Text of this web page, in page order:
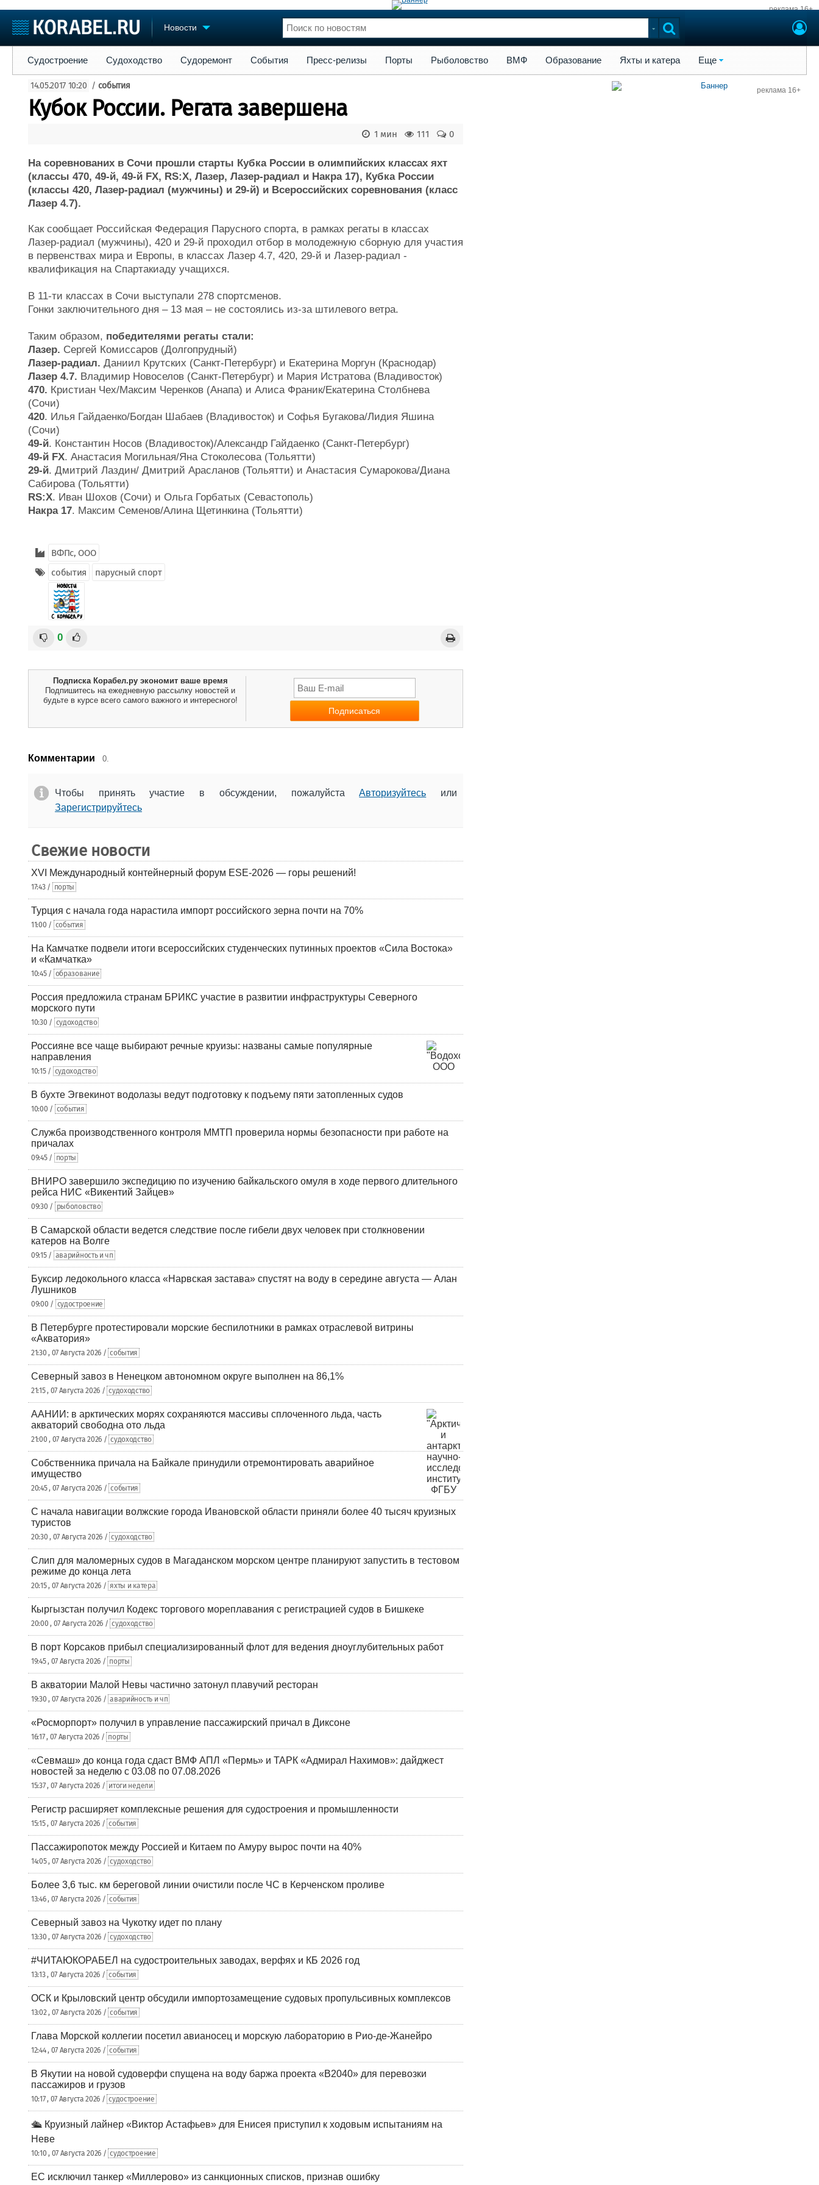
реклама 16+
Новости
Судостроение
Пульс
Новости
Компании
Крюинг
Журнал
Реклама
Торговая площадка
Доска объявлений
Продажа флота
Услуги
Конференции
Личности
Флот
Все службы
Судостроение Судоходство Судоремонт События Пресс-релизы Порты Рыболовство ВМФ Образование Яхты и катера Еще
14.05.2017 10:20 / события
Кубок России. Регата завершена
0
111
1 мин
На соревнованих в Сочи прошли старты Кубка России в олимпийских классах яхт
(классы 470, 49-й, 49-й FX, RS:X, Лазер, Лазер-радиал и Накра 17), Кубка России
(классы 420, Лазер-радиал (мужчины) и 29-й) и Всероссийских соревнования (класс
Лазер 4.7).
Как сообщает Российская Федерация Парусного спорта, в рамках регаты в классах
Лазер-радиал (мужчины), 420 и 29-й проходил отбор в молодежную сборную для участия
в первенствах мира и Европы, в классах Лазер 4.7, 420, 29-й и Лазер-радиал -
квалификация на Спартакиаду учащихся.
В 11-ти классах в Сочи выступали 278 спортсменов.
Гонки заключительного дня – 13 мая – не состоялись из-за штилевого ветра.
Таким образом, победителями регаты стали:
Лазер. Сергей Комиссаров (Долгопрудный)
Лазер-радиал. Даниил Крутских (Санкт-Петербург) и Екатерина Моргун (Краснодар)
Лазер 4.7. Владимир Новоселов (Санкт-Петербург) и Мария Истратова (Владивосток)
470. Кристиан Чех/Максим Черенков (Анапа) и Алиса Франик/Екатерина Столбнева
(Сочи)
420. Илья Гайдаенко/Богдан Шабаев (Владивосток) и Софья Бугакова/Лидия Яшина
(Сочи)
49-й. Константин Носов (Владивосток)/Александр Гайдаенко (Санкт-Петербург)
49-й FX. Анастасия Могильная/Яна Стоколесова (Тольятти)
29-й. Дмитрий Лаздин/ Дмитрий Арасланов (Тольятти) и Анастасия Сумарокова/Диана
Сабирова (Тольятти)
RS:X. Иван Шохов (Сочи) и Ольга Горбатых (Севастополь)
Накра 17. Максим Семенов/Алина Щетинкина (Тольятти)
ВФПс, ООО
события
парусный спорт
0
Подписка Корабел.ру экономит ваше время
Подпишитесь на ежедневную рассылку новостей и
будьте в курсе всего самого важного и интересного!
Комментарии 0.
Чтобы принять участие в обсуждении, пожалуйстаАвторизуйтесь или
Зарегистрируйтесь
Свежие новости
XVI Международный контейнерный форум ESE-2026 — горы решений!
17:43 / порты
Турция с начала года нарастила импорт российского зерна почти на 70%
11:00 / события
На Камчатке подвели итоги всероссийских студенческих путинных проектов «Сила Востока»
и «Камчатка»
10:45 / образование
Россия предложила странам БРИКС участие в развитии инфраструктуры Северного
морского пути
10:30 / судоходство
Россияне все чаще выбирают речные круизы: названы самые популярные
направления
10:15 / судоходство
В бухте Эгвекинот водолазы ведут подготовку к подъему пяти затопленных судов
10:00 / события
Служба производственного контроля ММТП проверила нормы безопасности при работе на
причалах
09:45 / порты
ВНИРО завершило экспедицию по изучению байкальского омуля в ходе первого длительного
рейса НИС «Викентий Зайцев»
09:30 / рыболовство
В Самарской области ведется следствие после гибели двух человек при столкновении
катеров на Волге
09:15 / аварийность и чп
Буксир ледокольного класса «Нарвская застава» спустят на воду в середине августа — Алан
Лушников
09:00 / судостроение
В Петербурге протестировали морские беспилотники в рамках отраслевой витрины
«Акватория»
21:30 , 07 Августа 2026 / события
Северный завоз в Ненецком автономном округе выполнен на 86,1%
21:15 , 07 Августа 2026 / судоходство
ААНИИ: в арктических морях сохраняются массивы сплоченного льда, часть
акваторий свободна ото льда
21:00 , 07 Августа 2026 / судоходство
Собственника причала на Байкале принудили отремонтировать аварийное
имущество
20:45 , 07 Августа 2026 / события
С начала навигации волжские города Ивановской области приняли более 40 тысяч круизных
туристов
20:30 , 07 Августа 2026 / судоходство
Слип для маломерных судов в Магаданском морском центре планируют запустить в тестовом
режиме до конца лета
20:15 , 07 Августа 2026 / яхты и катера
Кыргызстан получил Кодекс торгового мореплавания с регистрацией судов в Бишкеке
20:00 , 07 Августа 2026 / судоходство
В порт Корсаков прибыл специализированный флот для ведения дноуглубительных работ
19:45 , 07 Августа 2026 / порты
В акватории Малой Невы частично затонул плавучий ресторан
19:30 , 07 Августа 2026 / аварийность и чп
«Росморпорт» получил в управление пассажирский причал в Диксоне
16:17 , 07 Августа 2026 / порты
«Севмаш» до конца года сдаст ВМФ АПЛ «Пермь» и ТАРК «Адмирал Нахимов»: дайджест
новостей за неделю с 03.08 по 07.08.2026
15:37 , 07 Августа 2026 / итоги недели
Регистр расширяет комплексные решения для судостроения и промышленности
15:15 , 07 Августа 2026 / события
Пассажиропоток между Россией и Китаем по Амуру вырос почти на 40%
14:05 , 07 Августа 2026 / судоходство
Более 3,6 тыс. км береговой линии очистили после ЧС в Керченском проливе
13:46 , 07 Августа 2026 / события
Северный завоз на Чукотку идет по плану
13:30 , 07 Августа 2026 / судоходство
#ЧИТАЮКОРАБЕЛ на судостроительных заводах, верфях и КБ 2026 год
13:13 , 07 Августа 2026 / события
ОСК и Крыловский центр обсудили импортозамещение судовых пропульсивных комплексов
13:02 , 07 Августа 2026 / события
Глава Морской коллегии посетил авианосец и морскую лабораторию в Рио-де-Жанейро
12:44 , 07 Августа 2026 / события
В Якутии на новой судоверфи спущена на воду баржа проекта «В2040» для перевозки
пассажиров и грузов
10:17 , 07 Августа 2026 / судостроение
🛳️ Круизный лайнер «Виктор Астафьев» для Енисея приступил к ходовым испытаниям на
Неве
10:10 , 07 Августа 2026 / судостроение
ЕС исключил танкер «Миллерово» из санкционных списков, признав ошибку
реклама 16+